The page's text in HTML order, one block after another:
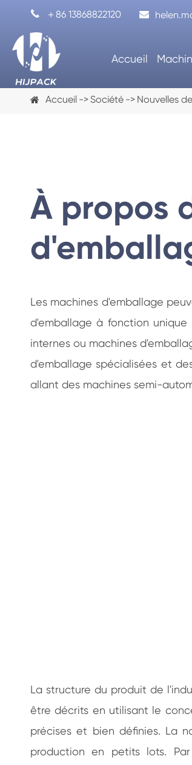
 ＋86 13868822120
Accueil
Machine de remplissage de capsule
Accueil Société Nouvelles
À propos
Les machines d'emballage
d'emballage à fonction unique
internes ou machines
d'emballage spécialisées et
allant des machines semi-
La structure du produit de
être décrits en utilisant le
précises et bien définies. La
production en petits lots.